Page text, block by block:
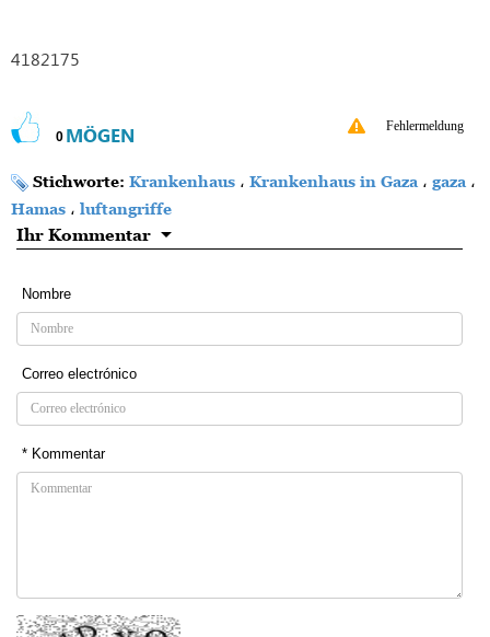
4182175
0 MÖGEN Fehlermeldung
Stichworte: Krankenhaus ، Krankenhaus in Gaza ، gaza ،
Hamas ، luftangriffe
Ihr Kommentar
Nombre
Correo electrónico
* Kommentar